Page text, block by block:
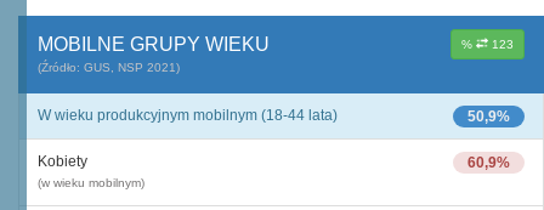
% 123
MOBILNE GRUPY WIEKU
(Źródło: GUS, NSP 2021)
50,9%
W wieku produkcyjnym mobilnym (18-44 lata)
60,9%
Kobiety
(w wieku mobilnym)